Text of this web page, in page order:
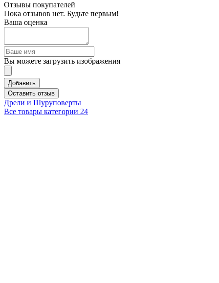
Отзывы покупателей
Пока отзывов нет. Будьте первым!
Ваша оценка
Вы можете загрузить изображения
Добавить
Оставить отзыв
Дрели и Шуруповерты
Все товары категории 24